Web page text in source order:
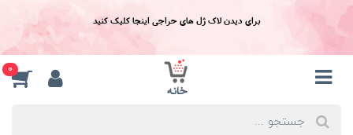
برای دیدن لاک ژل های حراجی اینجا کلیک کنید
0